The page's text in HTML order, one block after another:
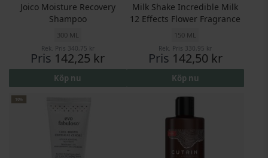
Joico Moisture Recovery
Shampoo
300 ML
Rek. Pris 340,75 kr
Pris 142,25 kr
Köp nu
Milk Shake Incredible Milk
12 Effects Flower Fragrance
150 ML
Rek. Pris 330,95 kr
Pris 142,50 kr
Köp nu
10%